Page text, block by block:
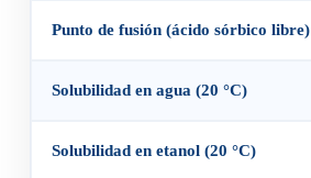
Punto de fusión (ácido sórbico libre)
Solubilidad en agua (20 °C)
Solubilidad en etanol (20 °C)